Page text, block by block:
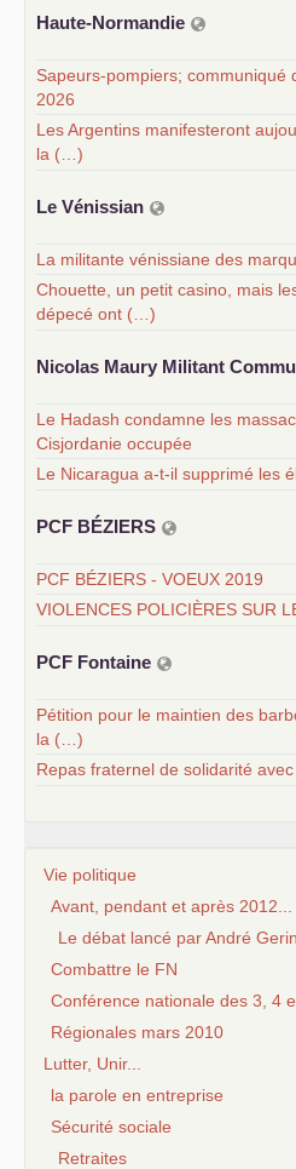
Haute-Normandie
Sapeurs-pompiers; communiqué
2026
Les Argentins manifesteront
la (…)
Le Vénissian
La militante vénissiane des
Chouette, un petit casino, mais
dépecé ont (…)
Nicolas Maury Militant
Le Hadash condamne les
Cisjordanie occupée
Le Nicaragua a-t-il supprimé les
PCF BÉZIERS
PCF BÉZIERS - VOEUX 2019
VIOLENCES POLICIÈRES SUR
PCF Fontaine
Pétition pour le maintien des
la (…)
Repas fraternel de solidarité
Vie politique
Avant, pendant et après 2012...
Le débat lancé par André Gerin
Combattre le FN
Conférence nationale des 3, 4
Régionales mars 2010
Lutter, Unir...
la parole en entreprise
Sécurité sociale
Retraites